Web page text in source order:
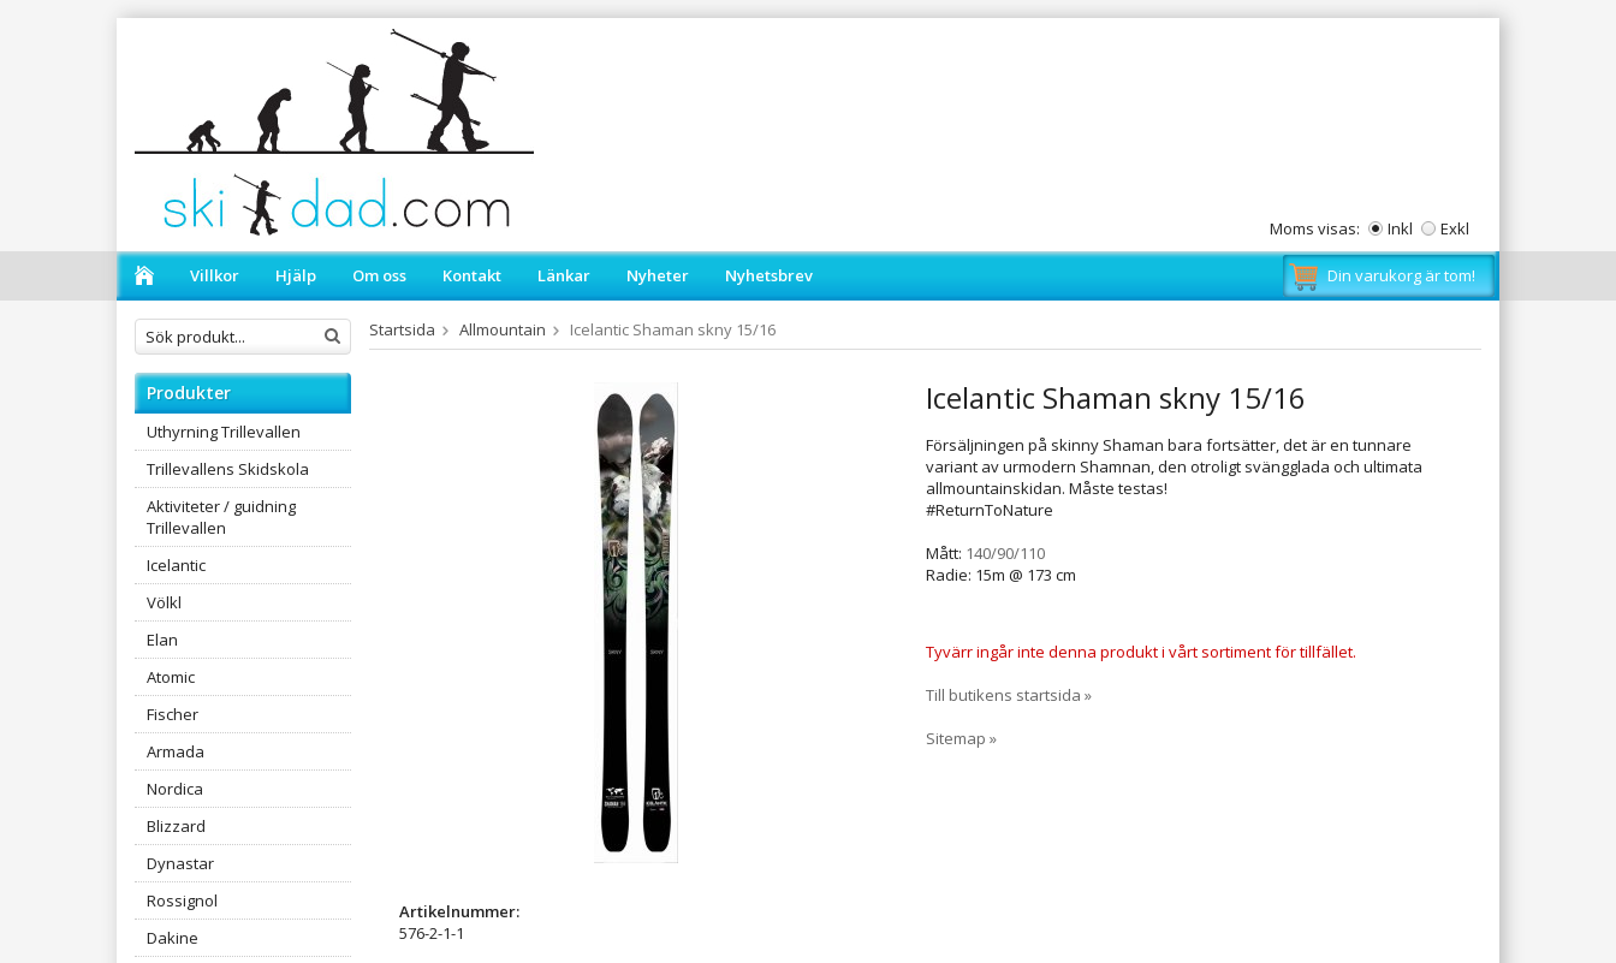
Moms visas: Inkl Exkl
Villkor Hjälp Om oss Kontakt Länkar Nyheter Nyhetsbrev Din varukorg är tom!
Produkter
Uthyrning Trillevallen
Trillevallens Skidskola
Aktiviteter / guidning
Trillevallen
Icelantic
Völkl
Elan
Atomic
Fischer
Armada
Nordica
Blizzard
Dynastar
Rossignol
Dakine
Startsida Allmountain Icelantic Shaman skny 15/16
Icelantic Shaman skny 15/16
Försäljningen på skinny Shaman bara fortsätter, det är en tunnare
variant av urmodern Shamnan, den otroligt svängglada och ultimata
allmountainskidan. Måste testas!
#ReturnToNature
Mått: 140/90/110
Radie: 15m @ 173 cm
Tyvärr ingår inte denna produkt i vårt sortiment för tillfället.
Till butikens startsida »
Sitemap »
Artikelnummer:
576-2-1-1